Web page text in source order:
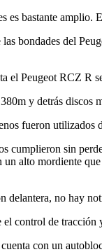
es bastante amplio.
bondades del
el Peugeot RCZ R
y detrás discos
fueron utilizados
cumplieron sin
alto mordiente
delantera, no hay
control de tracción
con un